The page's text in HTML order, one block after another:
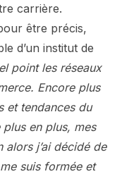
carrière.
être précis,
d’un institut de
point les réseaux
Encore plus
et tendances du
plus en plus, mes
j’ai décidé de
suis formée et